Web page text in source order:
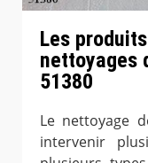
Les
nettoyages
51380
Le nettoyage
intervenir